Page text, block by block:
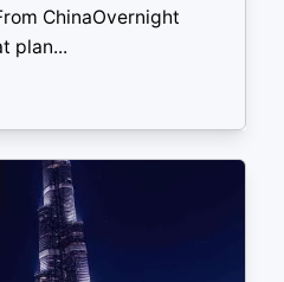
ChinaOvernight
plan...